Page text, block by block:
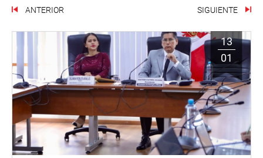
ANTERIOR SIGUIENTE
13
01